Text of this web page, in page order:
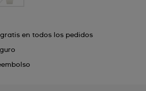
en todos los pedidos